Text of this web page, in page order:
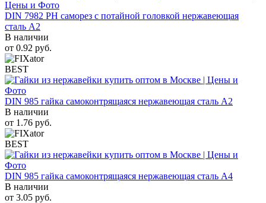
DIN 7982 PH саморез с потайной головкой нержавеющая
сталь A2
В наличии
от 0.92 руб.
BEST
DIN 985 гайка самоконтрящаяся нержавеющая сталь A2
В наличии
от 1.76 руб.
BEST
DIN 985 гайка самоконтрящаяся нержавеющая сталь A4
В наличии
от 3.05 руб.